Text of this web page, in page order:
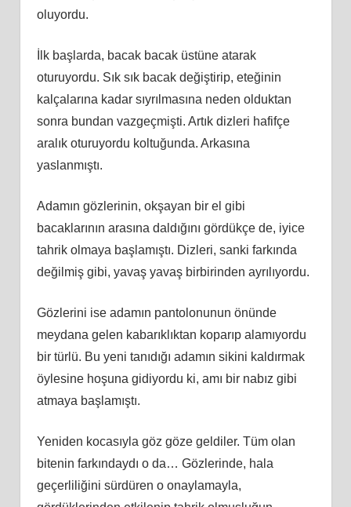
oluyordu.
İlk başlarda, bacak bacak üstüne atarak
oturuyordu. Sık sık bacak değiştirip, eteğinin
kalçalarına kadar sıyrılmasına neden olduktan
sonra bundan vazgeçmişti. Artık dizleri hafifçe
aralık oturuyordu koltuğunda. Arkasına
yaslanmıştı.
Adamın gözlerinin, okşayan bir el gibi
bacaklarının arasına daldığını gördükçe de, iyice
tahrik olmaya başlamıştı. Dizleri, sanki farkında
değilmiş gibi, yavaş yavaş birbirinden ayrılıyordu.
Gözlerini ise adamın pantolonunun önünde
meydana gelen kabarıklıktan koparıp alamıyordu
bir türlü. Bu yeni tanıdığı adamın sikini kaldırmak
öylesine hoşuna gidiyordu ki, amı bir nabız gibi
atmaya başlamıştı.
Yeniden kocasıyla göz göze geldiler. Tüm olan
bitenin farkındaydı o da… Gözlerinde, hala
geçerliliğini sürdüren o onaylamayla,